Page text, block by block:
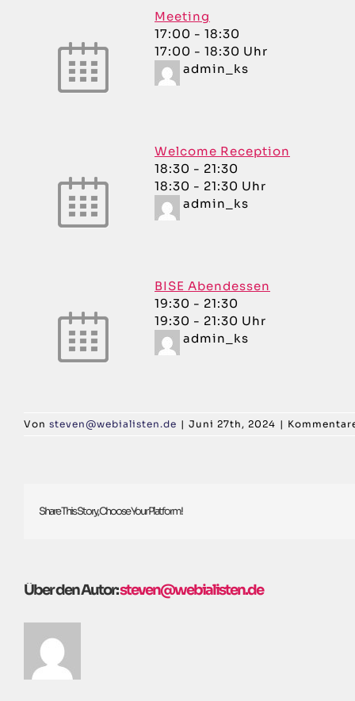
Meeting
17:00 - 18:30
17:00 - 18:30 Uhr
admin_ks
Welcome Reception
18:30 - 21:30
18:30 - 21:30 Uhr
admin_ks
BISE Abendessen
19:30 - 21:30
19:30 - 21:30 Uhr
admin_ks
Von steven@webialisten.de | Juni 27th, 2024 |
Share This Story, Choose Your Platform!
Über den Autor:steven@webialisten.de